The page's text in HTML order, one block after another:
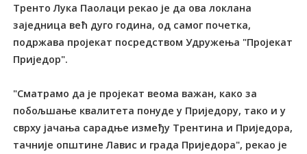
Тренто Лука Паолаци рекао је да ова локлана
заједница већ дуго година, од самог почетка,
подржава пројекат посредством Удружења "Пројекат
Приједор".
"Сматрамо да је пројекат веома важан, како за
побољшање квалитета понуде у Приједору, тако и у
сврху јачања сарадње између Трентина и Приједора,
тачније општине Лавис и града Приједора", рекао је